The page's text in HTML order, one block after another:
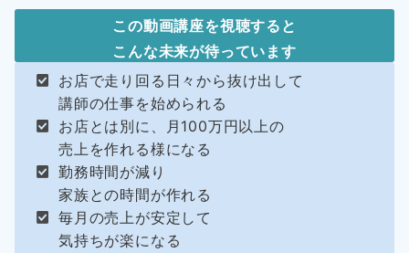
この動画講座を視聴すると
こんな未来が待っています
お店で走り回る日々から抜け出して
講師の仕事を始められる
お店とは別に、月100万円以上の
売上を作れる様になる
勤務時間が減り
家族との時間が作れる
毎月の売上が安定して
気持ちが楽になる